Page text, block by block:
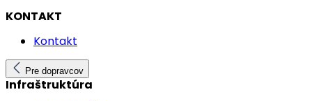
KONTAKT
Kontakt
Pre dopravcov
Infraštruktúra